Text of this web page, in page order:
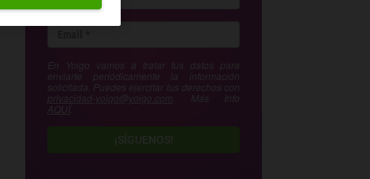
En Yoigo vamos a tratar tus datos para
enviarte periódicamente la información
solicitada. Puedes ejercitar tus derechos con
privacidad-yoigo@yoigo.com . Más Info
AQUÍ
¡SÍGUENOS!